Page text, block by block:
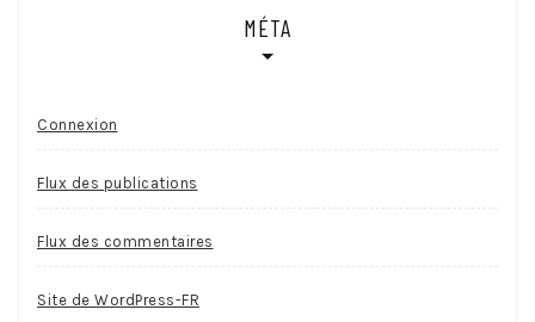
MÉTA
Connexion
Flux des publications
Flux des commentaires
Site de WordPress-FR